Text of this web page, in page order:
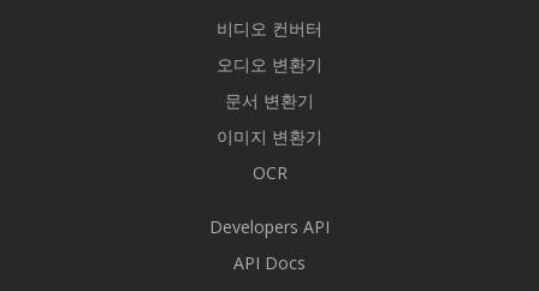
비디오 컨버터
오디오 변환기
문서 변환기
이미지 변환기
OCR
Developers API
API Docs